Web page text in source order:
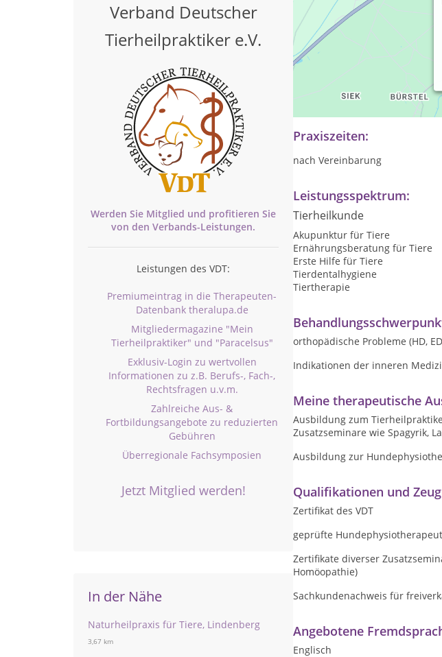
Verband Deutscher
Tierheilpraktiker e.V.
Werden Sie Mitglied und profitieren Sie
von den Verbands-Leistungen.
Leistungen des VDT:
Premiumeintrag in die Therapeuten-
Datenbank theralupa.de
Mitgliedermagazine "Mein
Tierheilpraktiker" und "Paracelsus"
Exklusiv-Login zu wertvollen
Informationen zu z.B. Berufs-, Fach-,
Rechtsfragen u.v.m.
Zahlreiche Aus- &
Fortbildungsangebote zu reduzierten
Gebühren
Überregionale Fachsymposien
Jetzt Mitglied werden!
In der Nähe
Naturheilpraxis für Tiere, Lindenberg
3,67 km
Als geprüfte
Methoden mit den
Praxiszeiten:
nach Vereinbarung
Leistungsspektrum:
Tierheilkunde
Akupunktur für Tiere
Ernährungsberatung für Tiere
Erste Hilfe für Tiere
Tierdentalhygiene
Tiertherapie
orthopädische Probleme (HD,
Indikationen der inneren
Meine therapeutische
Ausbildung zum
Zusatzseminare wie Spagyrik,
Ausbildung zur
Qualifikationen und
Zertifikat des VDT
geprüfte
Zertifikate diverser
Homöopathie)
Sachkundenachweis für
Angebotene
Englisch